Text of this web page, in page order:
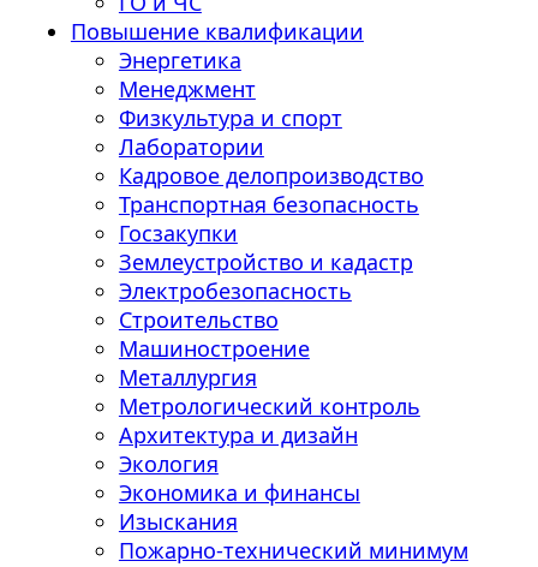
Повышение квалификации
Энергетика
Менеджмент
Физкультура и спорт
Лаборатории
Кадровое делопроизводство
Транспортная безопасность
Госзакупки
Землеустройство и кадастр
Электробезопасность
Строительство
Машиностроение
Металлургия
Метрологический контроль
Архитектура и дизайн
Экология
Экономика и финансы
Изыскания
Пожарно-технический минимум